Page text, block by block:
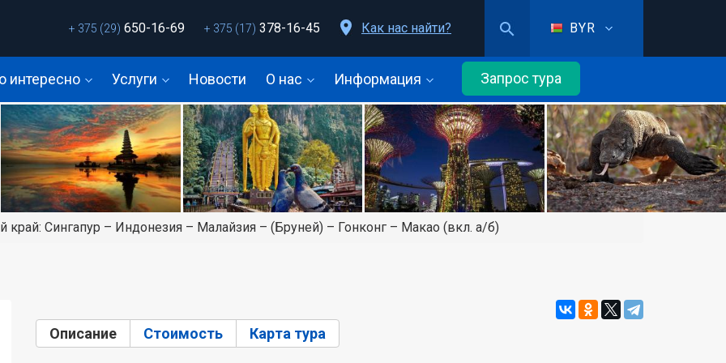
BYR
+ 375 (29) 650-16-69 + 375 (17) 378-16-45 Как нас найти?
интересно Услуги Новости О нас Информация Запрос тура
край: Сингапур – Индонезия – Малайзия – (Бруней) – Гонконг – Макао (вкл. а/б)
Описание (активная вкладка)
Стоимость Карта тура